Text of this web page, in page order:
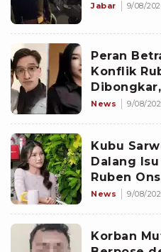
Jabar 9/08/
Peran
Konflik
News 9/08/
Kubu
Dalang
Ruben
Ikut
News 9/08/
Korban